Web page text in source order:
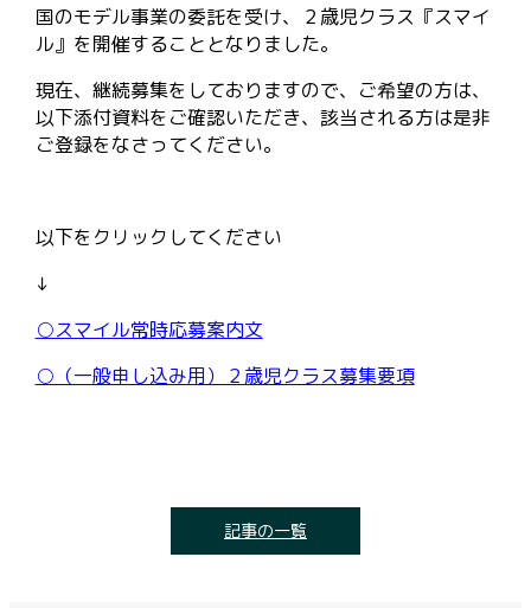
国のモデル事業の委託を受け、２歳児クラス『スマイ
ル』を開催することとなりました。
現在、継続募集をしておりますので、ご希望の方は、
以下添付資料をご確認いただき、該当される方は是非
ご登録をなさってください。
以下をクリックしてください
↓
○スマイル常時応募案内文
○（一般申し込み用）２歳児クラス募集要項
記事の一覧